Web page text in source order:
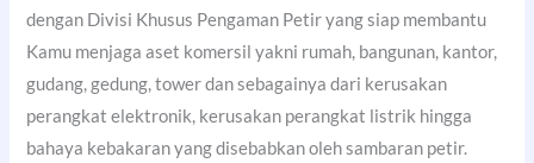
dengan Divisi Khusus Pengaman Petir yang siap membantu
Kamu menjaga aset komersil yakni rumah, bangunan, kantor,
gudang, gedung, tower dan sebagainya dari kerusakan
perangkat elektronik, kerusakan perangkat listrik hingga
bahaya kebakaran yang disebabkan oleh sambaran petir.